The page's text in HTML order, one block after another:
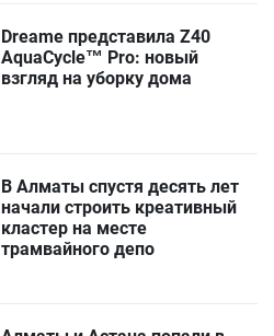
Dreame представила Z40
AquaCycle™ Pro: новый
взгляд на уборку дома
В Алматы спустя десять лет
начали строить креативный
кластер на месте
трамвайного депо